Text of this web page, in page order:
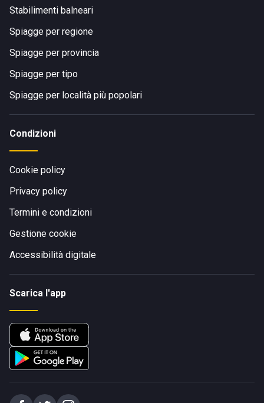
Stabilimenti balneari
Spiagge per regione
Spiagge per provincia
Spiagge per tipo
Spiagge per località più popolari
Condizioni
Cookie policy
Privacy policy
Termini e condizioni
Gestione cookie
Accessibilità digitale
Scarica l'app